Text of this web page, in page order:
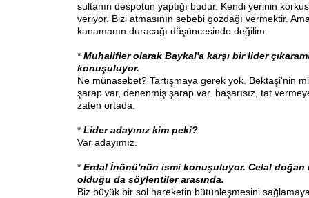
sultanın despotun yaptığı budur. Kendi yerinin
veriyor. Bizi atmasının sebebi gözdağı vermektir.
kanamanın duracağı düşüncesinde değilim.
* Muhalifler olarak Baykal'a karşı bir lider
konuşuluyor.
Ne münasebet? Tartışmaya gerek yok. Bektaşi'nin
şarap var, denenmiş şarap var. başarısız, tat
zaten ortada.
* Lider adayınız kim peki?
Var adayımız.
* Erdal İnönü'nün ismi konuşuluyor. Celal doğan
olduğu da söylentiler arasında.
Biz büyük bir sol hareketin bütünleşmesini